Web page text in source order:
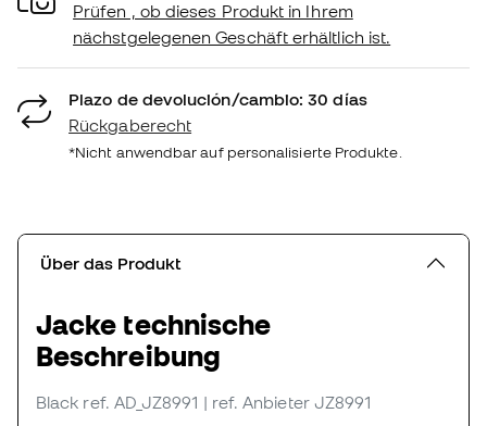
Prüfen , ob dieses Produkt in Ihrem
nächstgelegenen Geschäft erhältlich ist.
Plazo de devolución/cambio: 30 días
Rückgaberecht
*Nicht anwendbar auf personalisierte Produkte.
Über das Produkt
Jacke technische
Beschreibung
Black ref. AD_JZ8991 | ref. Anbieter JZ8991